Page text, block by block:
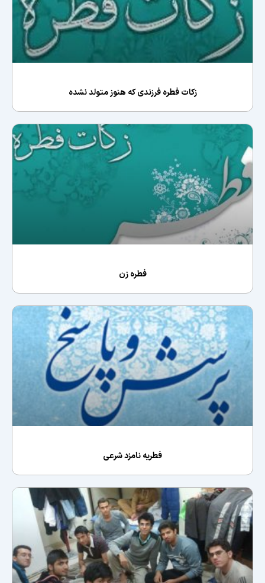
زكات فطره فرزندى كه هنوز متولد نشده
فطره زن
فطریه نامزد شرعى